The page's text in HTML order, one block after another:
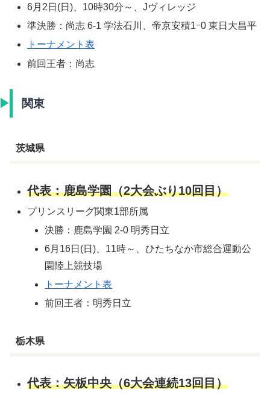
6月2日(日)、10時30分～、Jヴィレッジ
準決勝：尚志 6-1 学法石川、帝京安積1ｰ0 東日大昌平
トーナメント表
前回王者：尚志
関東
茨城県
代表：鹿島学園（2大会ぶり10回目）
プリンスリーグ関東1部所属
決勝：鹿島学園 2-0 明秀日立
6月16日(日)、11時～、ひたちなか市総合運動公
園陸上競技場
トーナメント表
前回王者：明秀日立
栃木県
代表：矢板中央（6大会連続13回目）